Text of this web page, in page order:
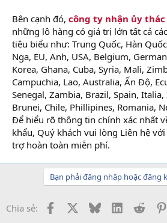
Bên cạnh đó, công ty nhận ủy
những lô hàng có giá trị lớn tất cả
tiêu biểu như: Trung Quốc, Hàn
Nga, EU, Anh, USA, Belgium,
Korea, Ghana, Cuba, Syria, Mali,
Campuchia, Lao, Australia, Ấn Độ,
Senegal, Zambia, Brazil, Spain,
Brunei, Chile, Phillipines, Romania,
Để hiểu rõ thông tin chính xác nhất
khẩu, Quý khách vui lòng Liên hệ
trợ hoàn toàn miễn phí.
Bạn phải đăng nhập hoặc đăng
Chia sẻ: Facebook BlueskyLinkedInReddit